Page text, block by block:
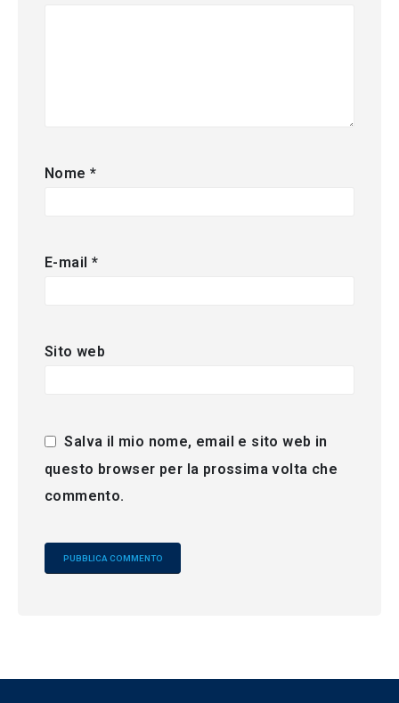
Nome *
E-mail *
Sito web
Salva il mio nome, email e sito web in
questo browser per la prossima volta che
commento.